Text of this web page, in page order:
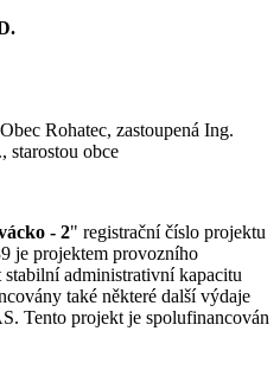
Rohatec, zastoupená Ing.
starostou obce
- 2" registrační číslo projektu
je projektem provozního
administrativní kapacitu
také některé další výdaje
Tento projekt je spolufinancován